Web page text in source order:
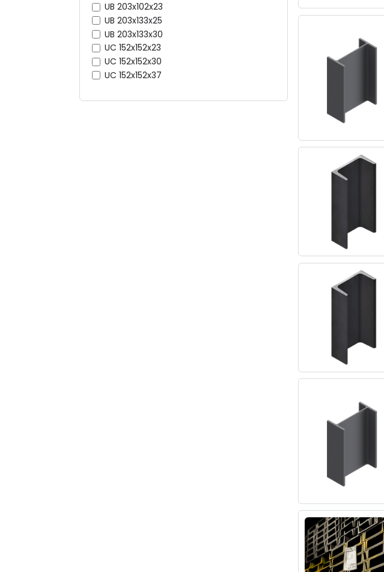
UB 203x102x23
UB 203x133x25
UB 203x133x30
UC 152x152x23
UC 152x152x30
UC 152x152x37